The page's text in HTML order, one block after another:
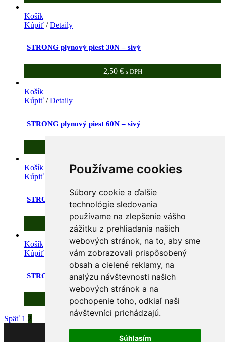
Používame cookies
Súbory cookie a ďalšie
technológie sledovania
používame na zlepšenie vášho
zážitku z prehliadania našich
webových stránok, na to, aby sme
vám zobrazovali prispôsobený
obsah a cielené reklamy, na
analýzu návštevnosti našich
webových stránok a na
pochopenie toho, odkiaľ naši
návštevníci prichádzajú.
Súhlasím
Košík
Kúpiť /Detaily
STRONG plynový piest 30N – sivý
2,50 € s DPH
Košík
Kúpiť /Detaily
STRONG plynový piest 60N – sivý
Košík
Kúpiť
STRONG plynový piest 80N – sivý
s DPH
Košík
Kúpiť
Detaily
STRONG plynový piest 100N – sivý
2,70€ s DPH
Späť 1 2